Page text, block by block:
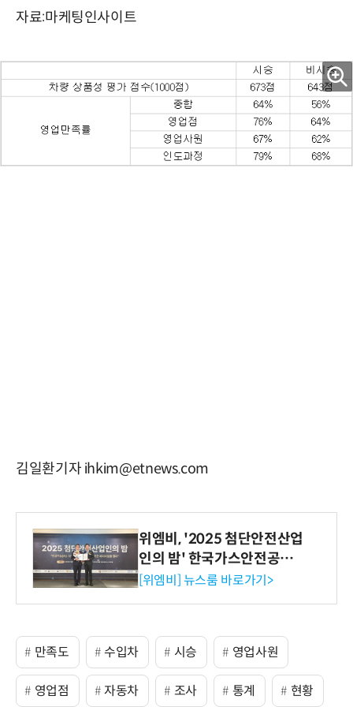
자료:마케팅인사이트
김일환기자 ihkim@etnews.com
위엠비, '2025 첨단안전산업
인의 밤' 한국가스안전공사
사장상 수상
[위엠비] 뉴스룸 바로가기>
만족도 수입차 시승 영업사원
영업점 자동차 조사 통계 현황